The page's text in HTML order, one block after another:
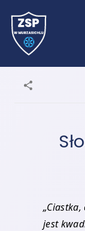
jest